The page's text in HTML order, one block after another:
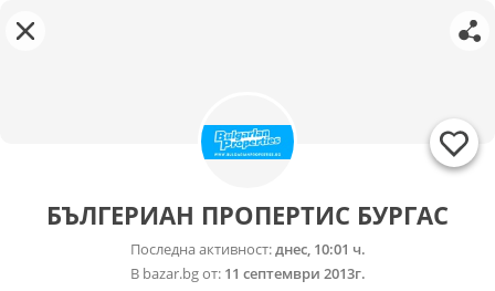
БЪЛГЕРИАН ПРОПЕРТИС БУРГАС
Последна активност:днес, 10:01 ч.
В bazar.bg от:11 септември 2013г.